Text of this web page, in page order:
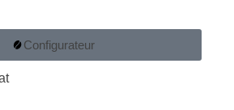
Configurateur